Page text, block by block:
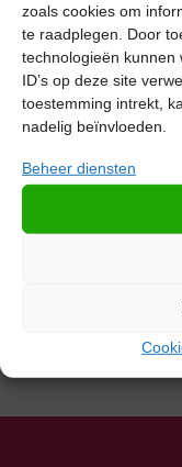
zoals cookies om
te raadplegen. Door
technologieën kunnen
ID’s op deze site
toestemming intrekt,
nadelig beïnvloeden.
Beheer diensten